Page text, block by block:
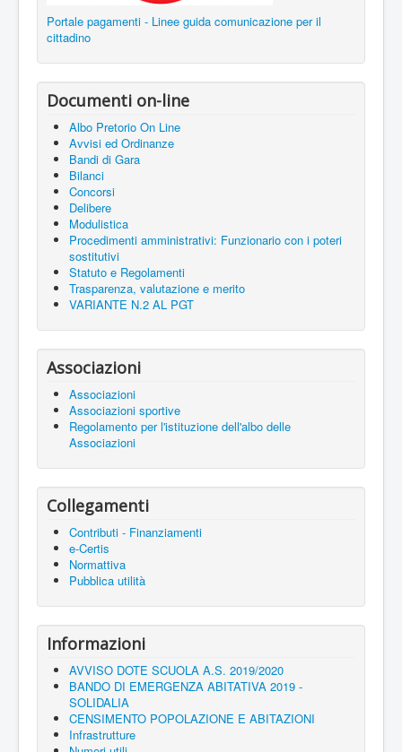
Portale pagamenti - Linee guida comunicazione per il
cittadino
Documenti on-line
Albo Pretorio On Line
Avvisi ed Ordinanze
Bandi di Gara
Bilanci
Concorsi
Delibere
Modulistica
Procedimenti amministrativi: Funzionario con i poteri
sostitutivi
Statuto e Regolamenti
Trasparenza, valutazione e merito
VARIANTE N.2 AL PGT
Associazioni
Associazioni
Associazioni sportive
Regolamento per l'istituzione dell'albo delle
Associazioni
Collegamenti
Contributi - Finanziamenti
e-Certis
Normattiva
Pubblica utilità
Informazioni
AVVISO DOTE SCUOLA A.S. 2019/2020
BANDO DI EMERGENZA ABITATIVA 2019 -
SOLIDALIA
CENSIMENTO POPOLAZIONE E ABITAZIONI
Infrastrutture